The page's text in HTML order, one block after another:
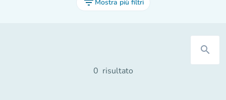
Mostra più filtri
search
0 risultato